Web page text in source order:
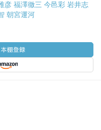
彦 福澤徹三 今邑彩 岩井志
朝宮運河